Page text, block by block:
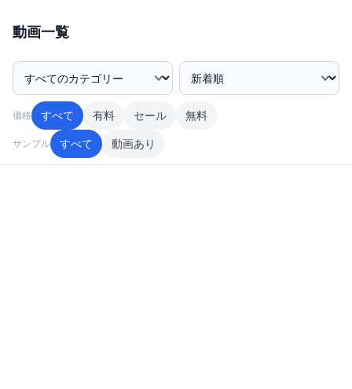
動画一覧
カテゴリー絞込み 並び順
価格 すべて 有料 セール 無料
サンプル すべて 動画あり